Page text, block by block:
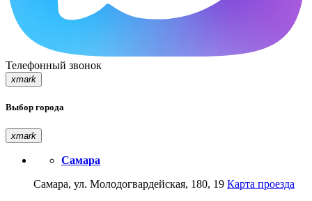
Телефонный звонок
xmark
Выбор города
xmark
Самара
Самара, ул. Молодогвардейская, 180, 19 Карта проезда